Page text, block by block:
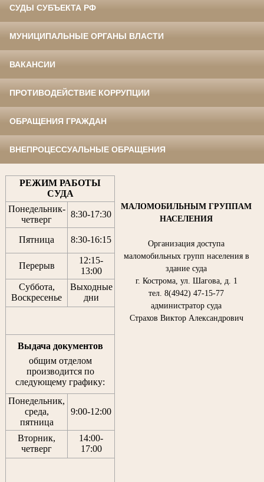
СУДЫ СУБЪЕКТА РФ
МУНИЦИПАЛЬНЫЕ ОРГАНЫ ВЛАСТИ
ВАКАНСИИ
ПРОТИВОДЕЙСТВИЕ КОРРУПЦИИ
ОБРАЩЕНИЯ ГРАЖДАН
ВНЕПРОЦЕССУАЛЬНЫЕ ОБРАЩЕНИЯ
РЕЖИМ РАБОТЫ
СУДА
Понедельник-
четверг
8:30-17:30
Пятница 8:30-16:15
Перерыв
12:15-
13:00
Суббота,
Воскресенье
Выходные
дни
Выдача документов
общим отделом
производится по
следующему графику:
Понедельник,
среда,
пятница
9:00-12:00
Вторник,
четверг
14:00-
17:00
МАЛОМОБИЛЬНЫМ ГРУППАМ
НАСЕЛЕНИЯ
Организация доступа
маломобильных групп населения в
здание суда
г. Кострома, ул. Шагова, д. 1
тел. 8(4942) 47-15-77
администратор суда
Страхов Виктор Александрович